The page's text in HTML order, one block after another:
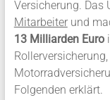
Versicherung. Das
Mitarbeiterund
13 Milliarden Euro
Folgenden erklärt.